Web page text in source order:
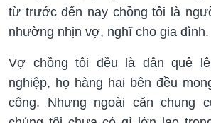
từ trước đến nay chồng tôi là
nhường nhịn vợ, nghĩ cho gia đình.
Vợ chồng tôi đều là dân quê
nghiệp, họ hàng hai bên đều
công. Nhưng ngoài căn chung